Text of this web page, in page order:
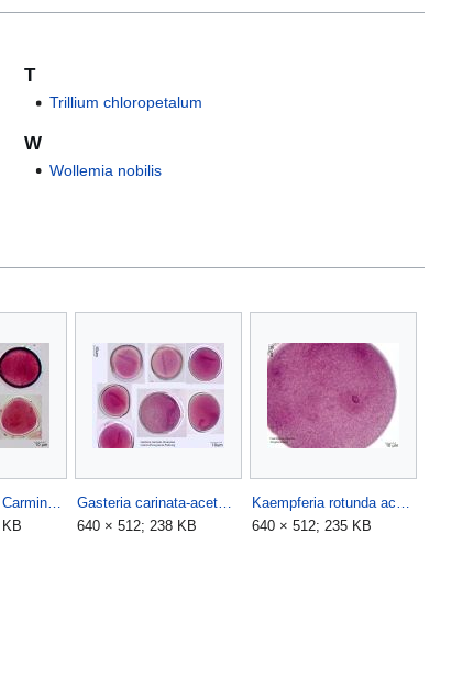
T
Trillium chloropetalum
W
Wollemia nobilis
640 × 512; 238 KB
640 × 512; 235 KB